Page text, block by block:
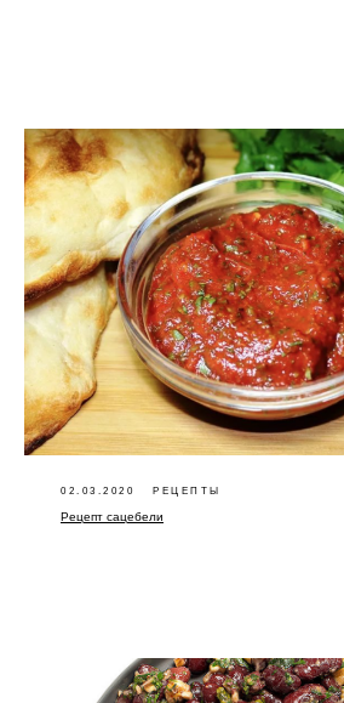
02.03.2020 РЕЦЕПТЫ
Рецепт сацебели